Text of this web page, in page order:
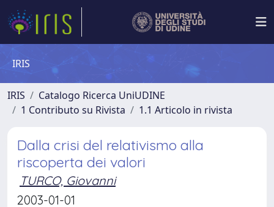
IRIS
IRIS
Catalogo Ricerca UniUDINE
1 Contributo su Rivista
1.1 Articolo in rivista
Dalla crisi del relativismo alla
riscoperta dei valori
TURCO, Giovanni
2003-01-01